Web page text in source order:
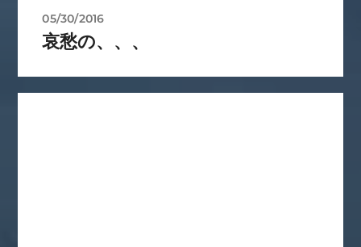
05/30/2016
哀愁の、、、